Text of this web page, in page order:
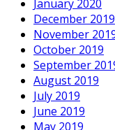
January 2020
December 2019
November
October 2019
September
August 2019
July 2019
June 2019
May 2019